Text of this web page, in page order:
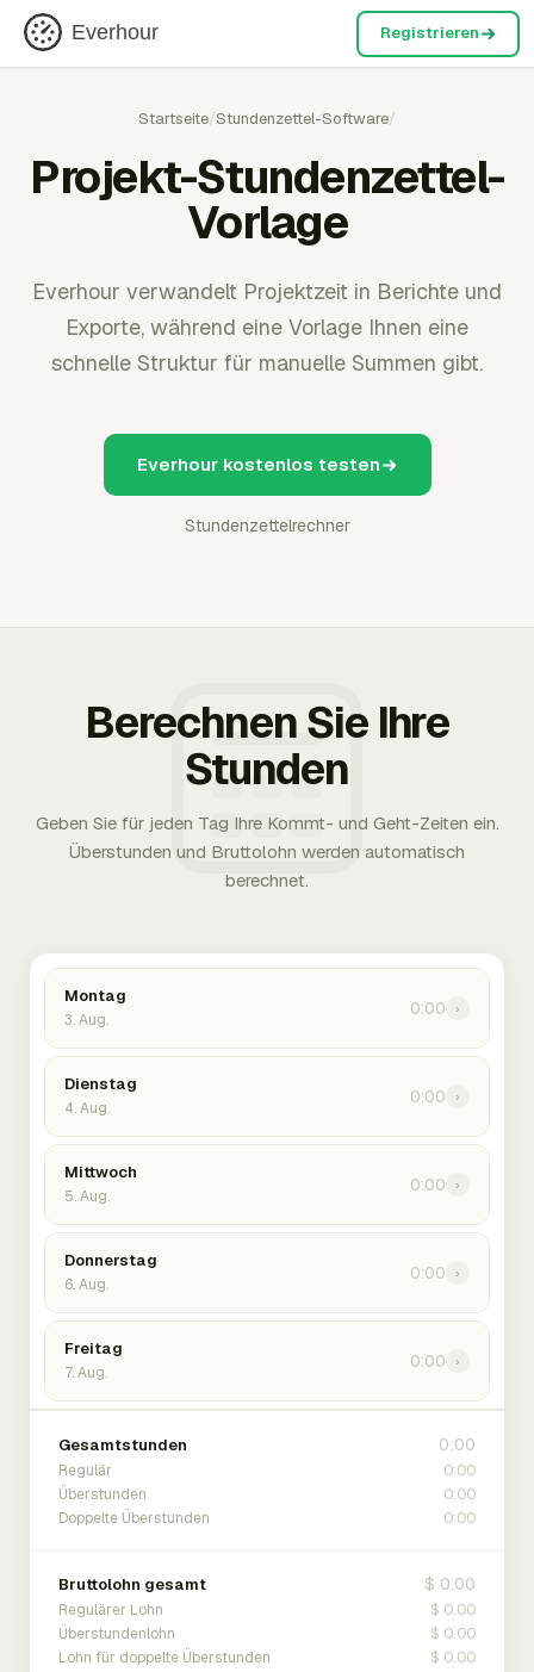
Everhour Registrieren
Startseite/Stundenzettel-Software/
Projekt-Stundenzettel-
Vorlage
Everhour verwandelt Projektzeit in Berichte und
Exporte, während eine Vorlage Ihnen eine
schnelle Struktur für manuelle Summen gibt.
Everhour kostenlos testen
Stundenzettelrechner
Berechnen Sie Ihre
Stunden
Geben Sie für jeden Tag Ihre Kommt- und Geht-Zeiten ein.
Überstunden und Bruttolohn werden automatisch
berechnet.
Montag
3. Aug.
0:00 ›
Dienstag
4. Aug.
0:00 ›
Mittwoch
5. Aug.
0:00 ›
Donnerstag
6. Aug.
0:00 ›
Freitag
7. Aug.
0:00 ›
Gesamtstunden 0:00
Regulär 0:00
Überstunden 0:00
Doppelte Überstunden 0:00
Bruttolohn gesamt $ 0.00
Regulärer Lohn $ 0.00
Überstundenlohn $ 0.00
Lohn für doppelte Überstunden $ 0.00